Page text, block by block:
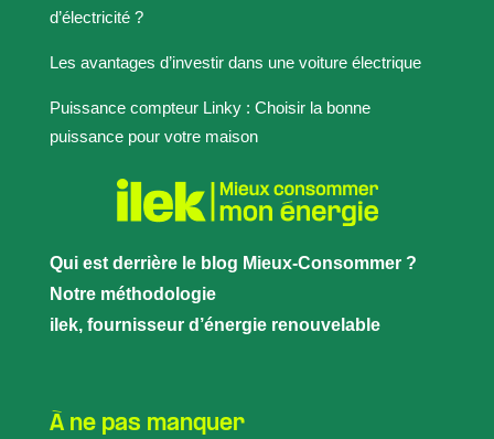
d’électricité ?
Les avantages d’investir dans une voiture électrique
Puissance compteur Linky : Choisir la bonne
puissance pour votre maison
Qui est derrière le blog Mieux-Consommer ?
Notre méthodologie
ilek, fournisseur d’énergie renouvelable
À ne pas manquer